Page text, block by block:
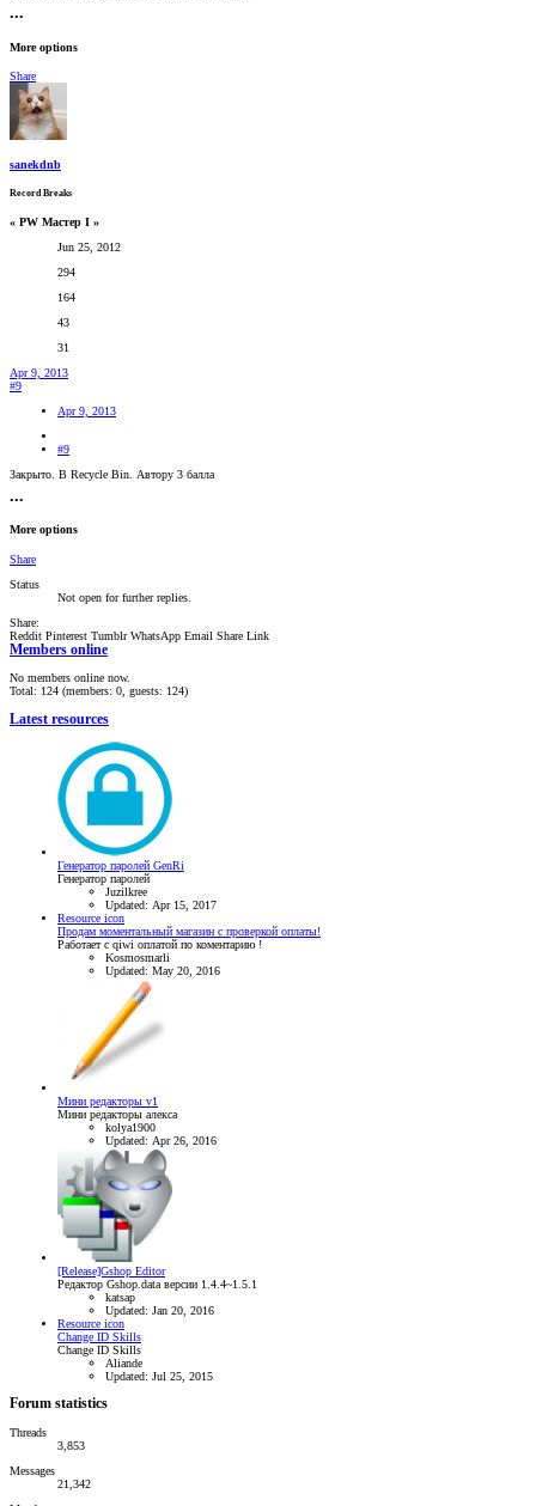
•••
More options
Share
sanekdnb
Record Breaks
« PW Мастер I »
Jun 25, 2012
294
164
43
31
Apr 9, 2013
#9
Apr 9, 2013
#9
Закрыто. В Recycle Bin. Автору 3 балла
•••
More options
Share
Status
Not open for further replies.
Share:
Reddit Pinterest Tumblr WhatsApp Email Share Link
Members online
No members online now.
Total: 124 (members: 0, guests: 124)
Latest resources
Генератор паролей GenRi
Генератор паролей
Juzilkree
Updated: Apr 15, 2017
Resource icon
Продам моментальный магазин с проверкой оплаты!
Работает с qiwi оплатой по коментарию !
Kosmosmarli
Updated: May 20, 2016
Мини редакторы v1
Мини редакторы алекса
kolya1900
Updated: Apr 26, 2016
[Release]Gshop Editor
Редактор Gshop.data версии 1.4.4~1.5.1
katsap
Updated: Jan 20, 2016
Resource icon
Change ID Skills
Change ID Skills
Aliande
Updated: Jul 25, 2015
Forum statistics
Threads
3,853
Messages
21,342